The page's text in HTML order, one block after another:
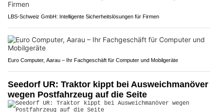
LBS-Schweiz GmbH: Intelligente Sicherheitslösungen für Firmen
Euro Computer, Aarau – Ihr Fachgeschäft für Computer und Mobilgeräte
Seedorf UR: Traktor kippt bei Ausweichmanöver
wegen Postfahrzeug auf die Seite